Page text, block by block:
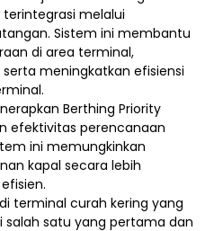
melalui
Sistem ini membantu
di area terminal,
meningkatkan efisiensi
Berthing Priority
efektivitas perencanaan
ini memungkinkan
kapal secara lebih
terminal curah kering yang
salah satu yang pertama dan